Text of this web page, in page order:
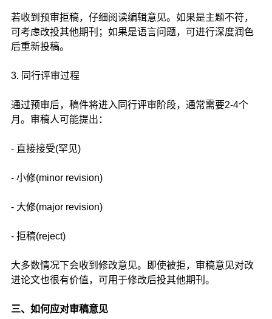
若收到预审拒稿，仔细阅读编辑意见。如果是主题不符，
可考虑改投其他期刊；如果是语言问题，可进行深度润色
后重新投稿。
3. 同行评审过程
通过预审后，稿件将进入同行评审阶段，通常需要2-4个
月。审稿人可能提出：
- 直接接受(罕见)
- 小修(minor revision)
- 大修(major revision)
- 拒稿(reject)
大多数情况下会收到修改意见。即使被拒，审稿意见对改
进论文也很有价值，可用于修改后投其他期刊。
三、如何应对审稿意见